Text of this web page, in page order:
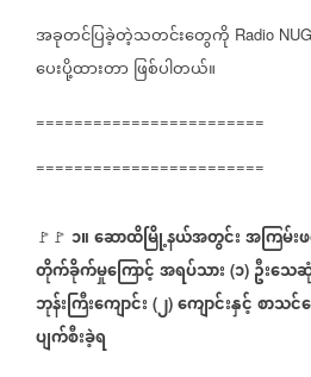
အခုတင်ပြခဲ့တဲ့သတင်းတွေကို Radio NUG
ပေးပို့ထားတာဖြစ်ပါတယ်။
========================
========================
🚩🚩 ၁။ဆောထိမြို့နယ်အတွင်းအကြမ်း
တိုက်ခိုက်မှုကြောင့်အရပ်သား (၁) ဦးသေဆုံ
ဘုန်းကြီးကျောင်း (၂) ကျောင်းနှင့်စာသင်
ပျက်စီးခဲ့ရ